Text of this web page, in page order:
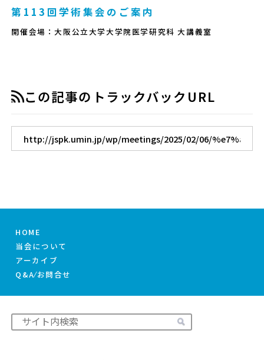
第113回学術集会のご案内
開催会場：大阪公立大学大学院医学研究科 大講義室
この記事のトラックバックURL
HOME
当会について
アーカイブ
Q&A⁄お問合せ